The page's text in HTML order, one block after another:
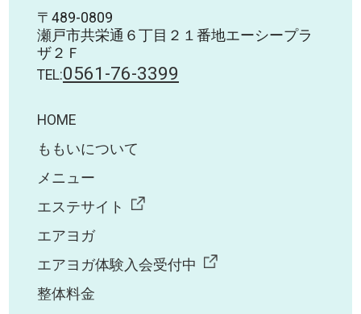
〒489-0809
瀬戸市共栄通６丁目２１番地エーシープラ
ザ２Ｆ
TEL:0561-76-3399
HOME
ももいについて
メニュー
エステサイト
エアヨガ
エアヨガ体験入会受付中
整体料金